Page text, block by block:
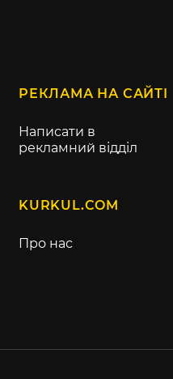
РЕКЛАМА НА САЙТІ
Написати в
рекламний відділ
KURKUL.COM
Про нас